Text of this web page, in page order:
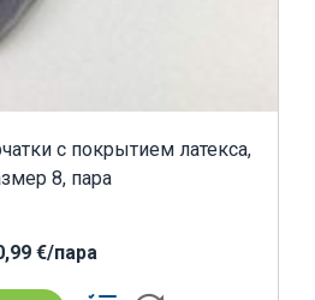
с покрытием латекса,
8, пара
€/пара